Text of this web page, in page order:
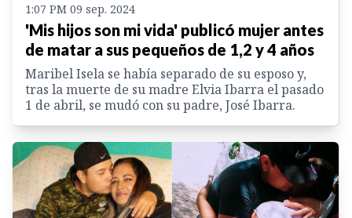
1:07 PM 09 sep. 2024
'Mis hijos son mi vida' publicó mujer antes
de matar a sus pequeños de 1,2 y 4 años
Maribel Isela se había separado de su esposo y,
tras la muerte de su madre Elvia Ibarra el pasado
1 de abril, se mudó con su padre, José Ibarra.